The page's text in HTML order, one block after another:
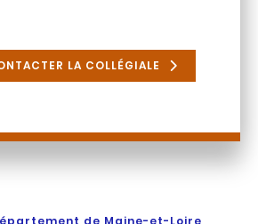
LA COLLÉGIALE